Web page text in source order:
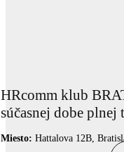
HRcomm klub
súčasnej dobe plnej
Miesto: Hattalova 12B,